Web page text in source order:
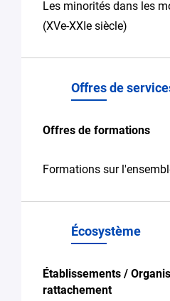
Les minorités dans les
(XVe-XXIe siècle)
Offres de
Offres de formations
Formations sur
Écosystème
Établissements /
rattachement